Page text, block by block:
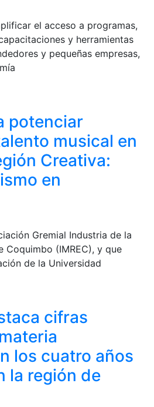
el acceso a programas,
y herramientas
y pequeñas empresas,
potenciar
musical en
Creativa:
en
Gremial Industria de la
Coquimbo (IMREC), y que
de la Universidad
cifras
los cuatro años
la región de